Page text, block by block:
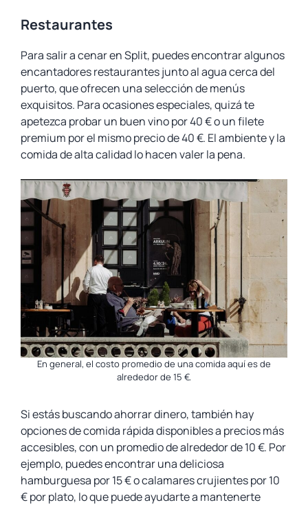
Restaurantes
Para salir a cenar en Split, puedes encontrar algunos
encantadores restaurantes junto al agua cerca del
puerto, que ofrecen una selección de menús
exquisitos. Para ocasiones especiales, quizá te
apetezca probar un buen vino por 40 € o un filete
premium por el mismo precio de 40 €. El ambiente y la
comida de alta calidad lo hacen valer la pena.
En general, el costo promedio de una comida aquí es de
alrededor de 15 €.
Si estás buscando ahorrar dinero, también hay
opciones de comida rápida disponibles a precios más
accesibles, con un promedio de alrededor de 10 €. Por
ejemplo, puedes encontrar una deliciosa
hamburguesa por 15 € o calamares crujientes por 10
€ por plato, lo que puede ayudarte a mantenerte